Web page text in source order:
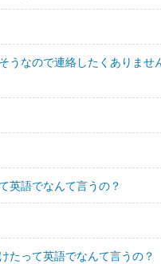
なので連絡したくありませ
英語でなんて言うの？
たって英語でなんて言うの？